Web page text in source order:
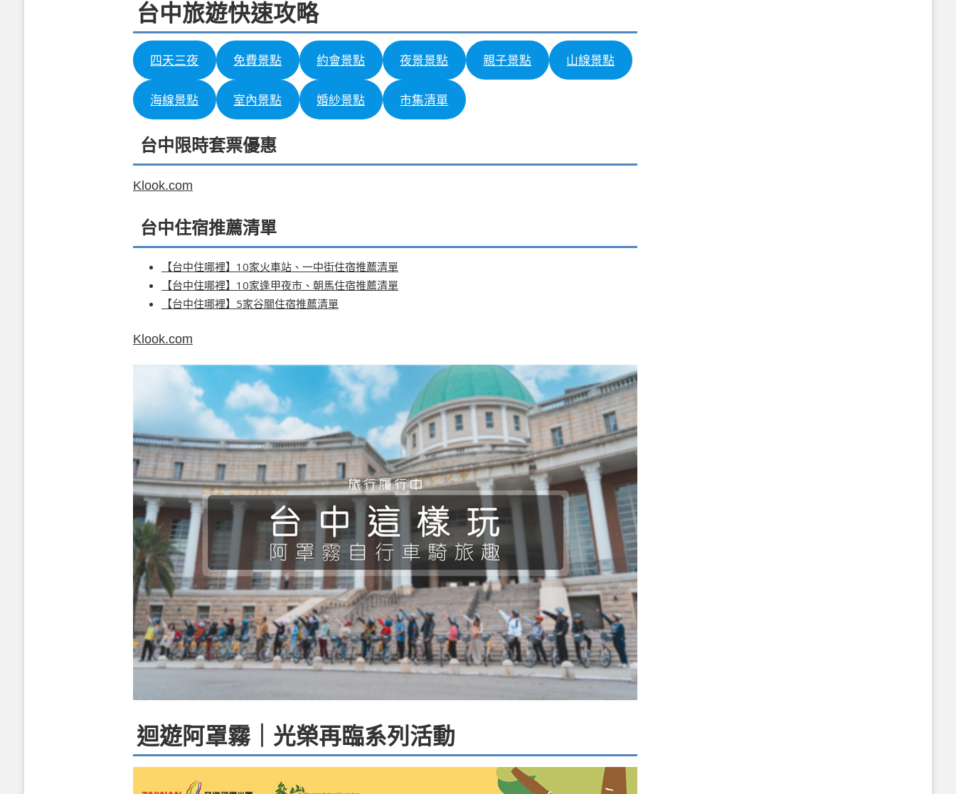
台中旅遊快速攻略
四天三夜 免費景點 約會景點 夜景景點 親子景點 山線景點
海線景點 室內景點 婚紗景點 市集清單
台中限時套票優惠
Klook.com
台中住宿推薦清單
【台中住哪裡】10家火車站、一中街住宿推薦清單
【台中住哪裡】10家逢甲夜市、朝馬住宿推薦清單
【台中住哪裡】5家谷關住宿推薦清單
Klook.com
迴遊阿罩霧｜光榮再臨系列活動